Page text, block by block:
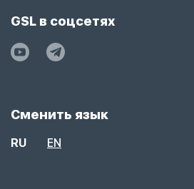
GSL в соцсетях
Сменить язык
RU EN